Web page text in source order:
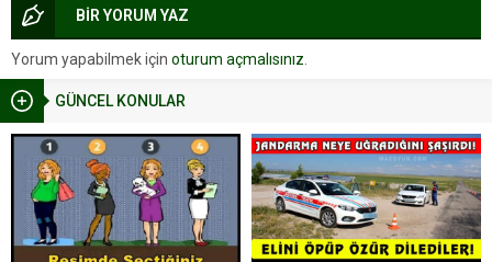
GÜNCEL KONULAR
BİR YORUM YAZ
Yorum yapabilmek için oturum açmalısınız.